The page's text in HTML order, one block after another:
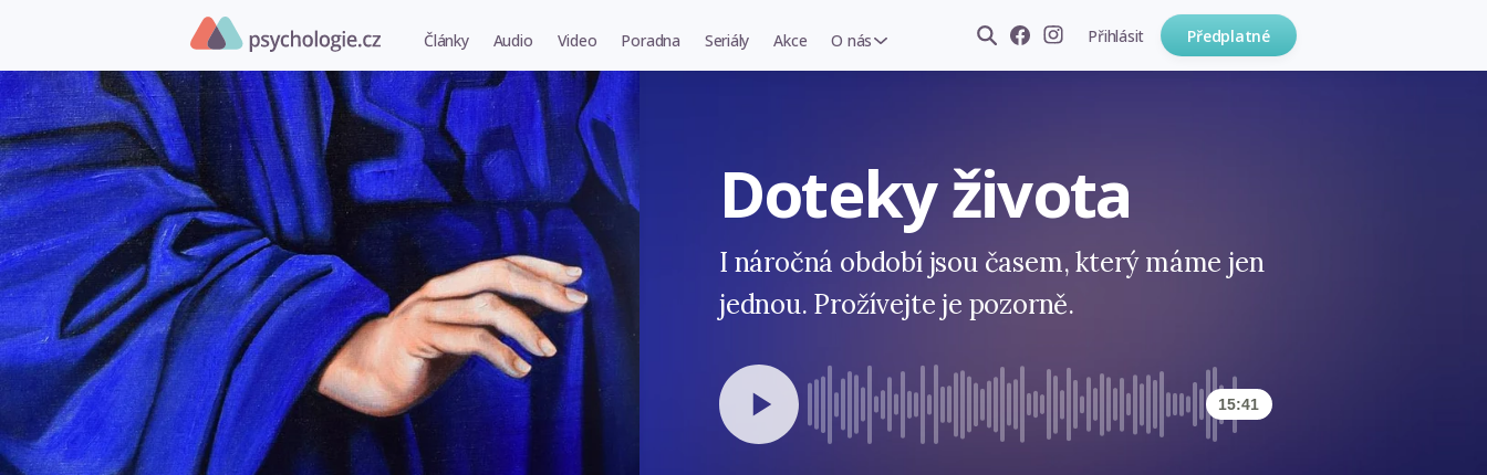
Články Audio Video Poradna Seriály Akce O nás Přihlásit Předplatné
Doteky života
I náročná období jsou časem, který máme jen
jednou. Prožívejte je pozorně.
15:41